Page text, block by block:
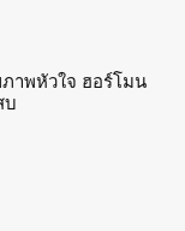
าพหัวใจ ฮอร์โมน
บ